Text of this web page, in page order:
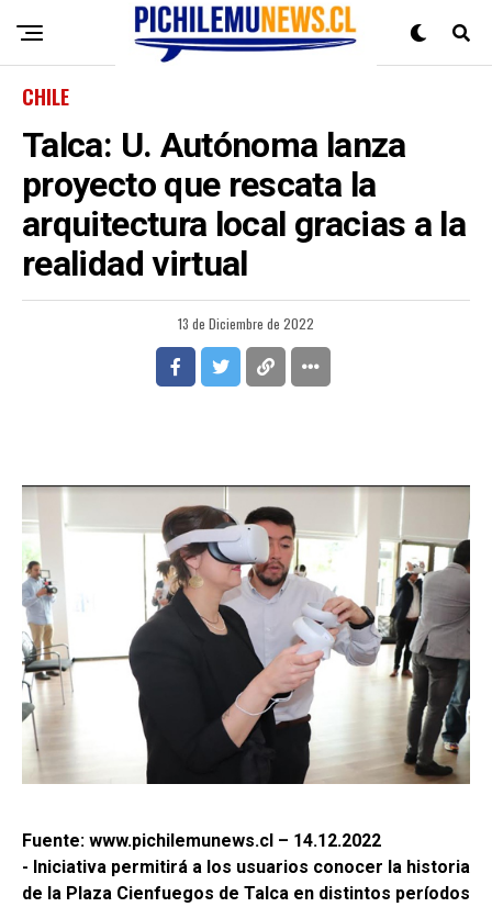
CHILE
Talca: U. Autónoma lanza
proyecto que rescata la
arquitectura local gracias a la
realidad virtual
13 de Diciembre de 2022
Fuente: www.pichilemunews.cl – 14.12.2022
- Iniciativa permitirá a los usuarios conocer la historia
de la Plaza Cienfuegos de Talca en distintos períodos